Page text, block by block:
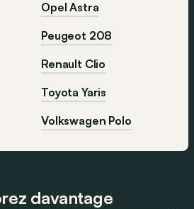
Opel Astra
Peugeot 208
Renault Clio
Toyota Yaris
Volkswagen Polo
davantage